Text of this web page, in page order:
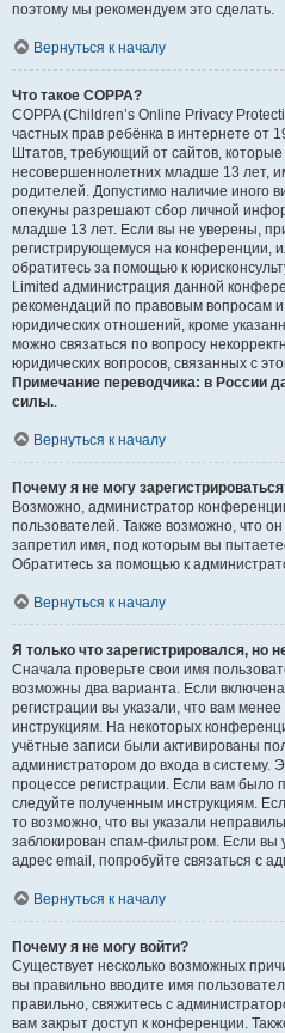
поэтому мы рекомендуем это сделать.
Вернуться к началу
Что такое COPPA?
COPPA (Children’s Online Privacy
частных прав ребёнка в интернете от
Штатов, требующий от сайтов,
несовершеннолетних младше 13 лет,
родителей. Допустимо наличие иного
опекуны разрешают сбор личной
младше 13 лет. Если вы не уверены,
регистрирующемуся на конференции,
обратитесь за помощью к
Limited администрация данной
рекомендаций по правовым вопросам
юридических отношений, кроме
можно связаться по вопросу
юридических вопросов, связанных с
Примечание переводчика: в России
силы..
Вернуться к началу
Почему я не могу
Возможно, администратор
пользователей. Также возможно, что
запретил имя, под которым вы
Обратитесь за помощью к
Вернуться к началу
Я только что зарегистрировался, но
Сначала проверьте свои имя
возможны два варианта. Если
регистрации вы указали, что вам
инструкциям. На некоторых
учётные записи были активированы
администратором до входа в систему.
процессе регистрации. Если вам было
следуйте полученным инструкциям.
то возможно, что вы указали
заблокирован спам-фильтром. Если вы
адрес email, попробуйте связаться с
Вернуться к началу
Почему я не могу войти?
Существует несколько возможных
вы правильно вводите имя
правильно, свяжитесь с
вам закрыт доступ к конференции.